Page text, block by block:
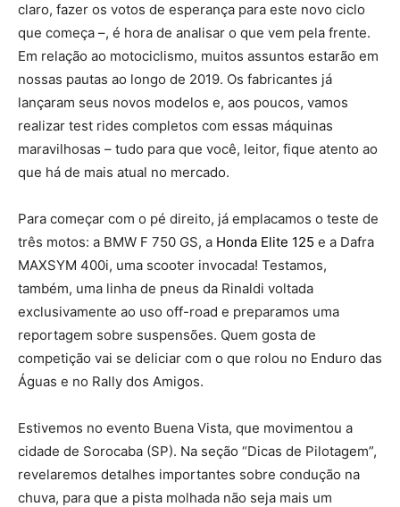
claro, fazer os votos de esperança para este novo ciclo
que começa –, é hora de analisar o que vem pela frente.
Em relação ao motociclismo, muitos assuntos estarão em
nossas pautas ao longo de 2019. Os fabricantes já
lançaram seus novos modelos e, aos poucos, vamos
realizar test rides completos com essas máquinas
maravilhosas – tudo para que você, leitor, fique atento ao
que há de mais atual no mercado.
Para começar com o pé direito, já emplacamos o teste de
três motos: a BMW F 750 GS, a Honda Elite 125 e a Dafra
MAXSYM 400i, uma scooter invocada! Testamos,
também, uma linha de pneus da Rinaldi voltada
exclusivamente ao uso off-road e preparamos uma
reportagem sobre suspensões. Quem gosta de
competição vai se deliciar com o que rolou no Enduro das
Águas e no Rally dos Amigos.
Estivemos no evento Buena Vista, que movimentou a
cidade de Sorocaba (SP). Na seção “Dicas de Pilotagem”,
revelaremos detalhes importantes sobre condução na
chuva, para que a pista molhada não seja mais um